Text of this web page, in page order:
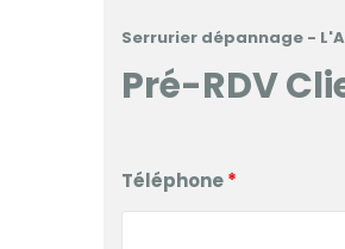
Serrurier dépannage -
Pré-RDV
Téléphone*